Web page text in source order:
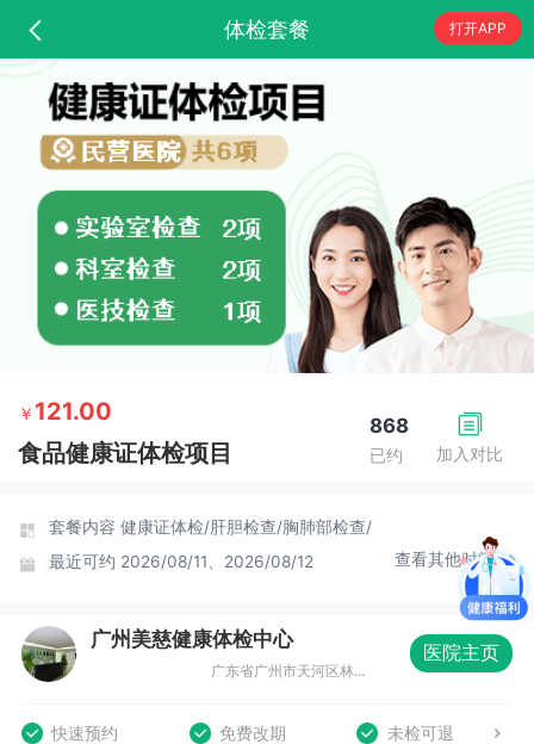
体检套餐 打开APP
加入对比
868
已约
￥ 121.00
食品健康证体检项目
套餐内容 健康证体检/肝胆检查/胸肺部检查/
最近可约 2026/08/11、2026/08/12 查看其他时间
广州美慈健康体检中心
广东省广州市天河区林和西横路219号康富来大厦401室
医院主页
快速预约 免费改期 未检可退